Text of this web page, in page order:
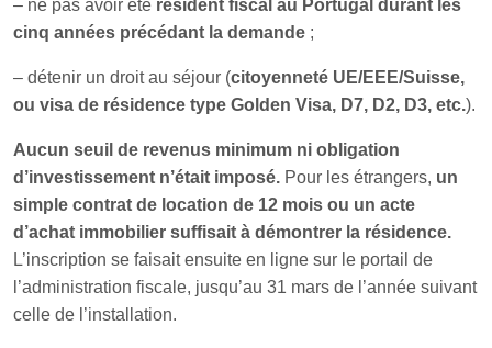
– ne pas avoir été résident fiscal au Portugal durant les
cinq années précédant la demande ;
– détenir un droit au séjour (citoyenneté UE/EEE/Suisse,
ou visa de résidence type Golden Visa, D7, D2, D3, etc.).
Aucun seuil de revenus minimum ni obligation
d’investissement n’était imposé. Pour les étrangers, un
simple contrat de location de 12 mois ou un acte
d’achat immobilier suffisait à démontrer la résidence.
L’inscription se faisait ensuite en ligne sur le portail de
l’administration fiscale, jusqu’au 31 mars de l’année suivant
celle de l’installation.